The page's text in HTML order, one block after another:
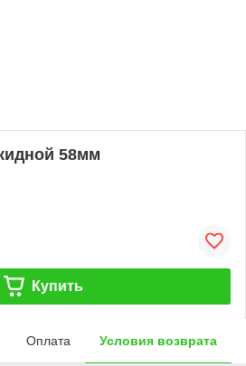
58мм
Купить
Оплата Условия возврата